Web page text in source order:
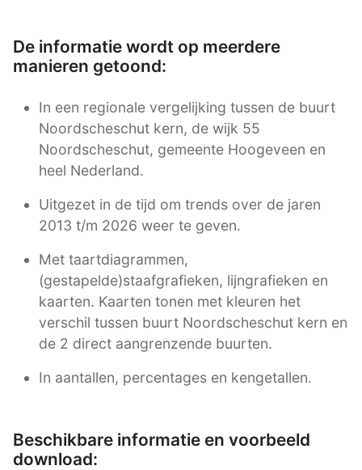
De informatie wordt op meerdere
manieren getoond:
In een regionale vergelijking tussen de buurt
Noordscheschut kern, de wijk 55
Noordscheschut, gemeente Hoogeveen en
heel Nederland.
Uitgezet in de tijd om trends over de jaren
2013 t/m 2026 weer te geven.
Met taartdiagrammen,
(gestapelde)staafgrafieken, lijngrafieken en
kaarten. Kaarten tonen met kleuren het
verschil tussen buurt Noordscheschut kern en
de 2 direct aangrenzende buurten.
In aantallen, percentages en kengetallen.
Beschikbare informatie en voorbeeld
download: